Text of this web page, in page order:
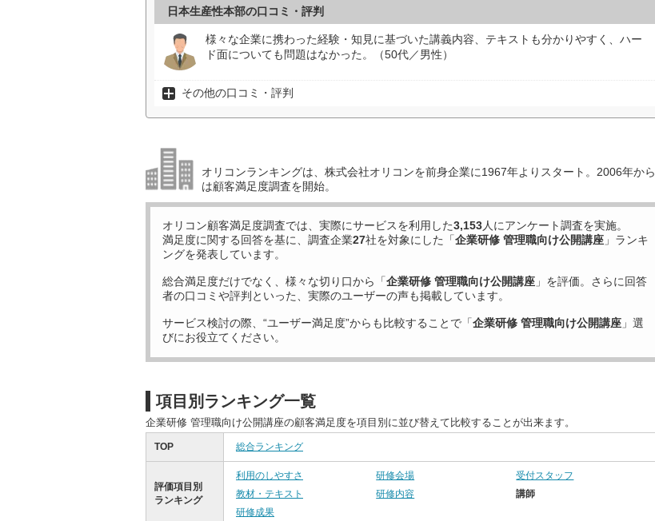
日本生産性本部の口コミ・評判
様々な企業に携わった経験・知見に基づいた講義内容、テキストも分かりやすく、ハー
ド面についても問題はなかった。（50代／男性）
その他の口コミ・評判
オリコンランキングは、株式会社オリコンを前身企業に1967年よりスタート。2006年から
は顧客満足度調査を開始。
オリコン顧客満足度調査では、実際にサービスを利用した3,153人にアンケート調査を実施。
満足度に関する回答を基に、調査企業27社を対象にした「企業研修 管理職向け公開講座 」ランキ
ングを発表しています。
総合満足度だけでなく、様々な切り口から「企業研修 管理職向け公開講座 」を評価。さらに回答
者の口コミや評判といった、実際のユーザーの声も掲載しています。
サービス検討の際、“ユーザー満足度”からも比較することで「企業研修 管理職向け公開講座 」選
びにお役立てください。
項目別ランキング一覧
企業研修 管理職向け公開講座の顧客満足度を項目別に並び替えて比較することが出来ます。
TOP 総合ランキング
評価項目別
ランキング
利用のしやすさ 研修会場
受付スタッフ
教材・テキスト
研修内容
講師
研修成果